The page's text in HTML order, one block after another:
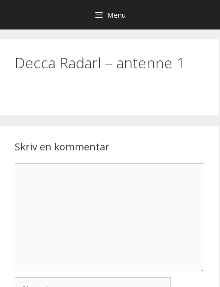
indhold
Menu
Decca Radarl – antenne 1
Skriv en kommentar